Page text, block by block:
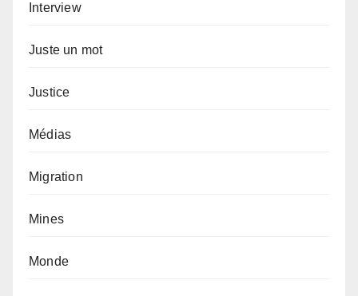
Interview
Juste un mot
Justice
Médias
Migration
Mines
Monde